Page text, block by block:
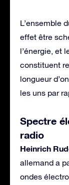
L’ensemble
effet être
l’énergie, et
constituent
longueur
les uns par
Spectre
radio
Heinrich
allemand a
ondes